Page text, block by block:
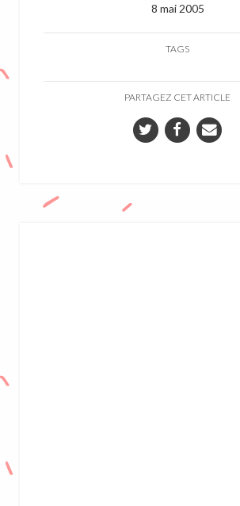
8 mai 2005
TAGS
PARTAGEZ CET ARTICLE